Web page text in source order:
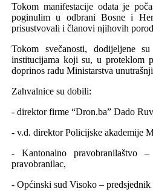
Tokom manifestacije odata je
poginulim u odbrani Bosne i
prisustvovali i članovi njihovih
Tokom svečanosti, dodijeljene
institucijama koji su, u proteklom
doprinos radu Ministarstva
Zahvalnice su dobili:
- direktor firme “Dron.ba” Dado
- v.d. direktor Policijske akademije
- Kantonalno pravobranilaštvo
pravobranilac,
- Općinski sud Visoko –